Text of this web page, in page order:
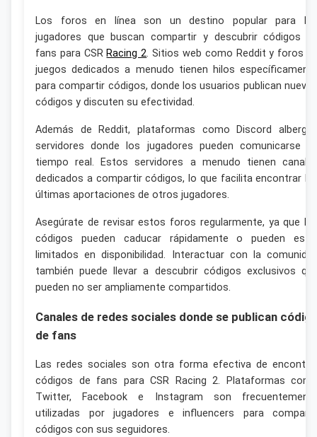
Los foros en línea son un destino popular para
jugadores que buscan compartir y descubrir códigos
fans para CSRRacing 2. Sitios web como Reddit y foros
juegos dedicados a menudo tienen hilos
para compartir códigos, donde los usuarios publican
códigos y discuten su efectividad.
Además de Reddit, plataformas como Discord
servidores donde los jugadores pueden comunicarse
tiempo real. Estos servidores a menudo tienen
dedicados a compartir códigos, lo que facilita encontrar
últimas aportaciones de otros jugadores.
Asegúrate de revisar estos foros regularmente, ya que
códigos pueden caducar rápidamente o pueden
limitados en disponibilidad. Interactuar con la
también puede llevar a descubrir códigos exclusivos
pueden no ser ampliamente compartidos.
Canales de redes sociales donde se publican
de fans
Las redes sociales son otra forma efectiva de
códigos de fans para CSR Racing 2. Plataformas
Twitter, Facebook e Instagram son
utilizadas por jugadores e influencers para
códigos con sus seguidores.